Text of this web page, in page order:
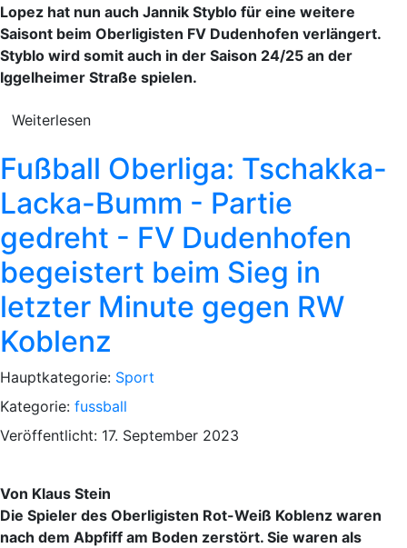
Lopez hat nun auch Jannik Styblo für eine weitere
Saisont beim Oberligisten FV Dudenhofen verlängert.
Styblo wird somit auch in der Saison 24/25 an der
Iggelheimer Straße spielen.
Weiterlesen
Fußball Oberliga: Tschakka-
Lacka-Bumm - Partie
gedreht - FV Dudenhofen
begeistert beim Sieg in
letzter Minute gegen RW
Koblenz
Hauptkategorie: Sport
Kategorie: fussball
Veröffentlicht: 17. September 2023
Von Klaus Stein
Die Spieler des Oberligisten Rot-Weiß Koblenz waren
nach dem Abpfiff am Boden zerstört. Sie waren als